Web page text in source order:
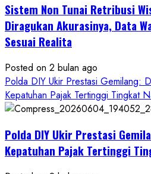
Sistem Non Tunai Retribusi
Diragukan Akurasinya, Data
Sesuai Realita
Posted on 2 bulan ago
Polda DIY Ukir Prestasi Gemilang:
Kepatuhan Pajak Tertinggi Tingkat
Polda DIY Ukir Prestasi
Kepatuhan Pajak Tertinggi